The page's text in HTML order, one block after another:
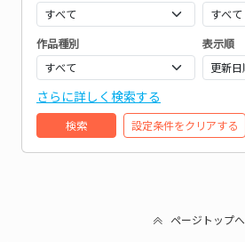
作品種別 表示順
さらに詳しく検索する
検索 設定条件をクリアする
ページトップへ